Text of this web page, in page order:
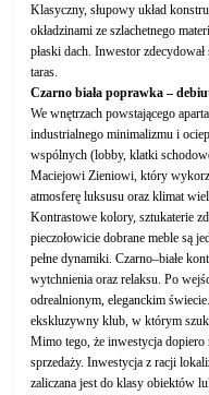
Klasyczny, słupowy układ
okładzinami ze szlachetnego
płaski dach. Inwestor
taras.
Czarno biała poprawka –
We wnętrzach powstającego
industrialnego minimalizmu i
wspólnych (lobby, klatki
Maciejowi Zieniowi, który
atmosferę luksusu oraz klimat
Kontrastowe kolory, sztukaterie
pieczołowicie dobrane meble są
pełne dynamiki. Czarno–białe
wytchnienia oraz relaksu. Po
odrealnionym, eleganckim
ekskluzywny klub, w którym
Mimo tego, że inwestycja dopiero
sprzedaży. Inwestycja z racji
zaliczana jest do klasy obiektów